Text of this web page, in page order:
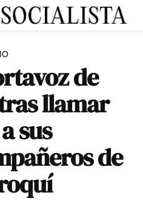
de
llamar
sus
de